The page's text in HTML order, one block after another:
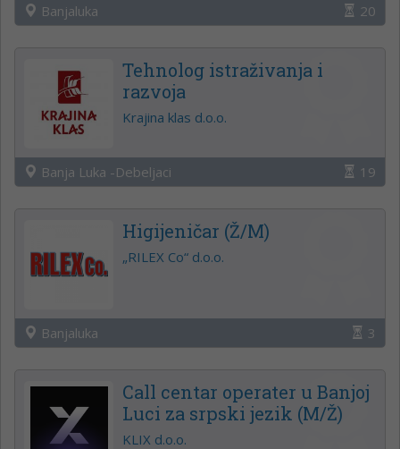
Banjaluka 20
Tehnolog istraživanja i
razvoja
Krajina klas d.o.o.
Banja Luka -Debeljaci 19
Higijeničar (Ž/M)
„RILEX Co“ d.o.o.
Banjaluka 3
Call centar operater u Banjoj
Luci za srpski jezik (M/Ž)
KLIX d.o.o.